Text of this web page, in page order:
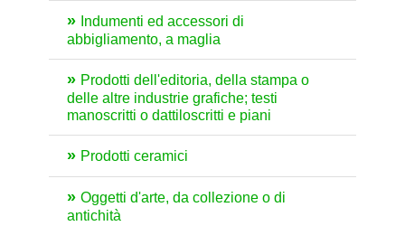
Indumenti ed accessori di
abbigliamento, a maglia
Prodotti dell'editoria, della stampa o
delle altre industrie grafiche; testi
manoscritti o dattiloscritti e piani
Prodotti ceramici
Oggetti d'arte, da collezione o di
antichità